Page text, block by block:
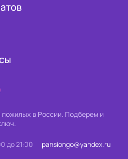
в России. Подберем и
до 21:00 pansiongo@yandex.ru